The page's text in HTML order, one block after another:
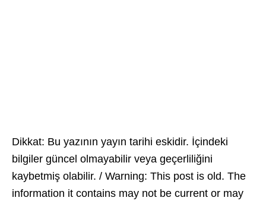
Dikkat: Bu yazının yayın tarihi eskidir. İçindeki
bilgiler güncel olmayabilir veya geçerliliğini
kaybetmiş olabilir. / Warning: This post is old. The
information it contains may not be current or may